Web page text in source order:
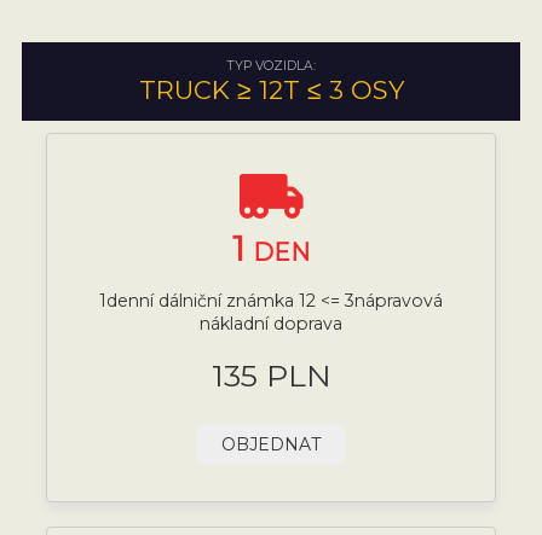
TYP VOZIDLA:
TRUCK ≥ 12T ≤ 3 OSY
1 DEN
1denní dálniční známka 12 <= 3nápravová
nákladní doprava
135 PLN
OBJEDNAT